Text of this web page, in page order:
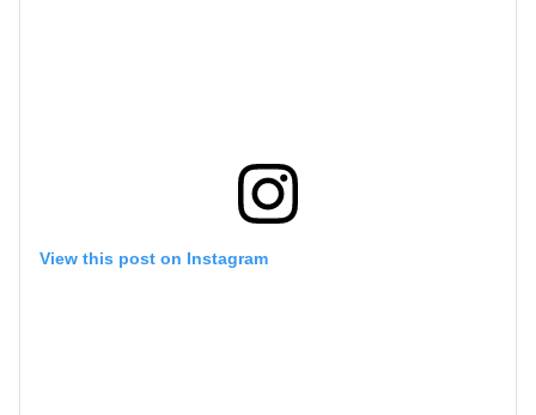
View this post on Instagram